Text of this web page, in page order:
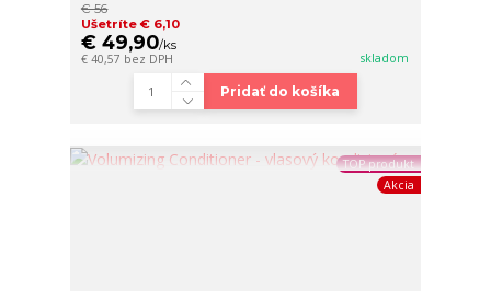
€ 56
Ušetríte € 6,10
€ 49,90/ks
€ 40,57 bez DPH skladom
Pridať do košíka
TOP produkt
Akcia